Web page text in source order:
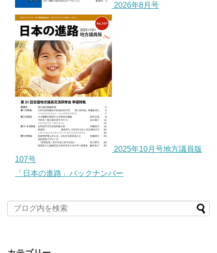
2026年8月号
2025年10月号地方議員版
107号
「日本の進路」バックナンバー